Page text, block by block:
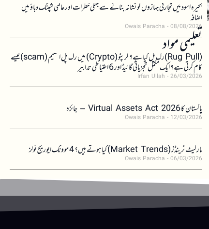
بحیرہ اسود میں تجارتی جہازوں کو نشانہ بنانے سے جنگی خطرات اور عالمی شپنگ دباؤ میں
اضافہ
Owais Paracha 08/08/2026
تعلیمی مواد (Rug Pull)رگ پل کیا ہے؟ کرپٹو (Crypto) میں رگ پل اسکیم (scam)کیسے
کام کرتی ہے؟ ایک مکمل تجزیاتی گائیڈ اور 6 احتیاطی تدابیر
Irfan Ullah 26/03/2026
پاکستان کا Virtual Assets Act 2026 – جائزہ
Owais Paracha 12/03/2026
مارکیٹ ٹرینڈز (Market Trends) کیا ہوتے ہیں؟ 4 موونگ ایوریج ٹولز
Owais Paracha 06/03/2026